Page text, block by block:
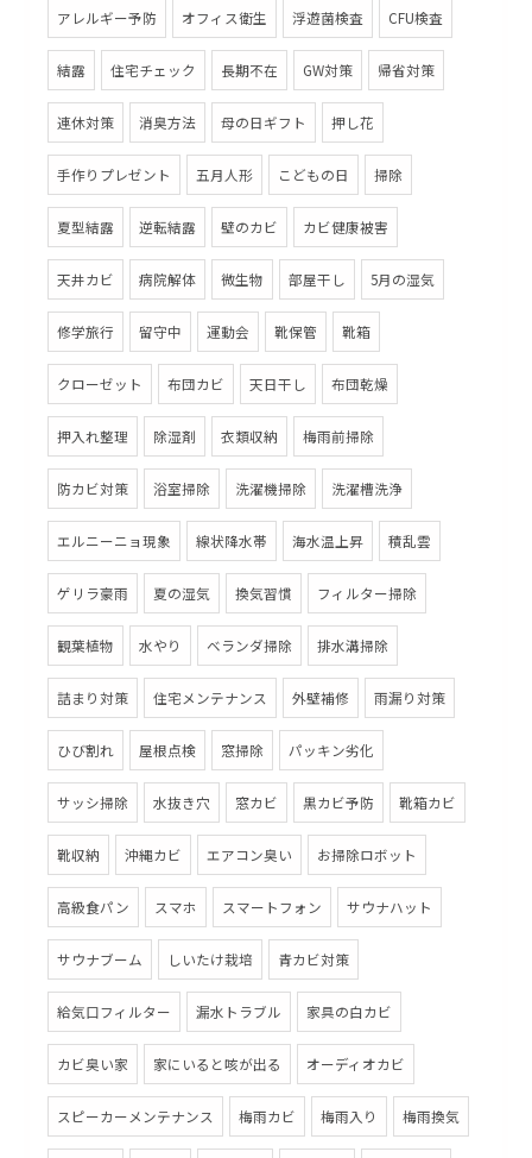
アレルギー予防 オフィス衛生 浮遊菌検査 CFU検査
結露 住宅チェック 長期不在 GW対策 帰省対策
連休対策 消臭方法 母の日ギフト 押し花
手作りプレゼント 五月人形 こどもの日 掃除
夏型結露 逆転結露 壁のカビ カビ健康被害
天井カビ 病院解体 微生物 部屋干し 5月の湿気
修学旅行 留守中 運動会 靴保管 靴箱
クローゼット 布団カビ 天日干し 布団乾燥
押入れ整理 除湿剤 衣類収納 梅雨前掃除
防カビ対策 浴室掃除 洗濯機掃除 洗濯槽洗浄
エルニーニョ現象 線状降水帯 海水温上昇 積乱雲
ゲリラ豪雨 夏の湿気 換気習慣 フィルター掃除
観葉植物 水やり ベランダ掃除 排水溝掃除
詰まり対策 住宅メンテナンス 外壁補修 雨漏り対策
ひび割れ 屋根点検 窓掃除 パッキン劣化
サッシ掃除 水抜き穴 窓カビ 黒カビ予防 靴箱カビ
靴収納 沖縄カビ エアコン臭い お掃除ロボット
高級食パン スマホ スマートフォン サウナハット
サウナブーム しいたけ栽培 青カビ対策
給気口フィルター 漏水トラブル 家具の白カビ
カビ臭い家 家にいると咳が出る オーディオカビ
スピーカーメンテナンス 梅雨カビ 梅雨入り 梅雨換気